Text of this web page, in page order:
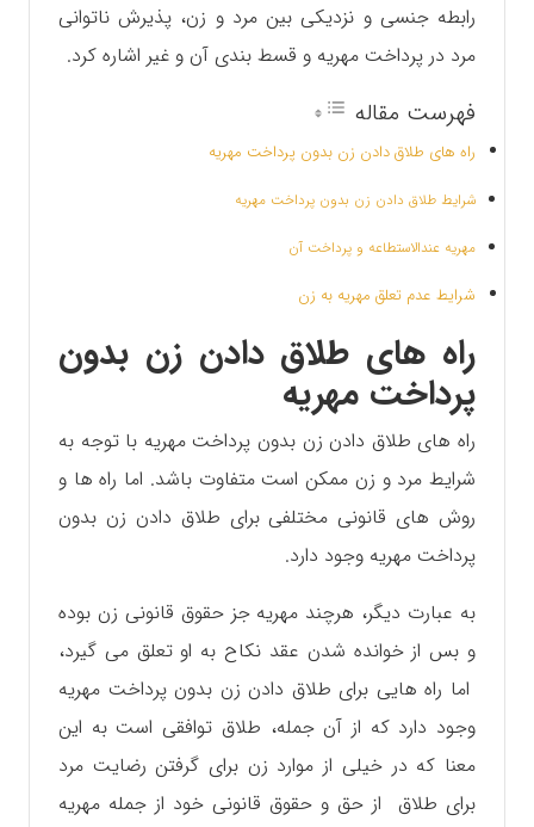
رابطه جنسی و نزدیکی بین مرد و زن، پذیرش ناتوانی
مرد در پرداخت مهریه و قسط بندی آن و غیر اشاره کرد.
فهرست مقاله
راه های طلاق دادن زن بدون پرداخت مهریه
شرایط طلاق دادن زن بدون پرداخت مهریه
مهریه عندالاستطاعه و پرداخت آن
شرایط عدم تعلق مهریه به زن
راه های طلاق دادن زن بدون
پرداخت مهریه
راه های طلاق دادن زن بدون پرداخت مهریه با توجه به
شرایط مرد و زن ممکن است متفاوت باشد. اما راه ها و
روش های قانونی مختلفی برای طلاق دادن زن بدون
پرداخت مهریه وجود دارد.
به عبارت دیگر، هرچند مهریه جز حقوق قانونی زن بوده
و بس از خوانده شدن عقد نکاح به او تعلق می گیرد،
اما راه هایی برای طلاق دادن زن بدون پرداخت مهریه
وجود دارد که از آن جمله، طلاق توافقی است به این
معنا که در خیلی از موارد زن برای گرفتن رضایت مرد
برای طلاق از حق و حقوق قانونی خود از جمله مهریه